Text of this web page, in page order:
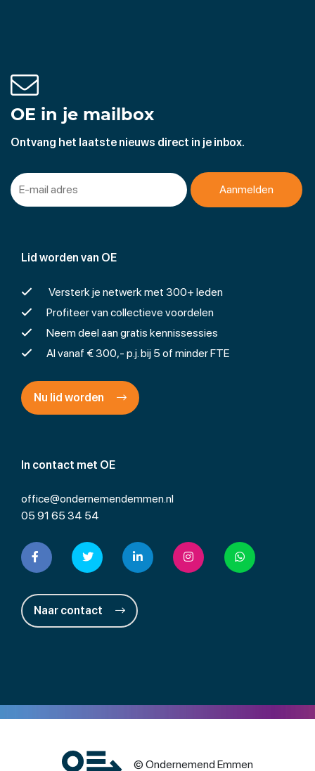
In contact met OE
office@ondernemendemmen.nl
05 91 65 34 54
Naar contact
Lid worden van OE
Versterk je netwerk met 300+ leden
Profiteer van collectieve voordelen
Neem deel aan gratis kennissessies
Al vanaf € 300,- p.j. bij 5 of minder FTE
Nu lid worden
OE in je mailbox
Ontvang het laatste nieuws direct in je inbox.
© Ondernemend Emmen